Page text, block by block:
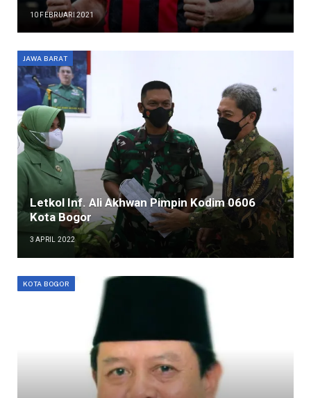
10 FEBRUARI 2021
JAWA BARAT
Letkol Inf. Ali Akhwan Pimpin Kodim 0606
Kota Bogor
3 APRIL 2022
KOTA BOGOR